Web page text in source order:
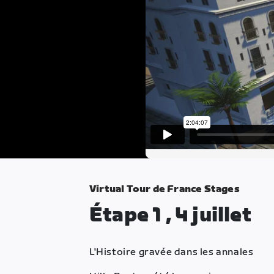
Virtual Tour de France Stages
Étape 1 , 4 juillet
L'Histoire gravée dans les annales